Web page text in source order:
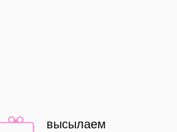
высылаем